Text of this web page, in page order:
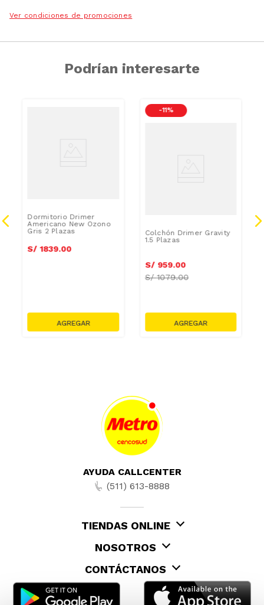
Ver condiciones de promociones
Podrían interesarte
Dormitorio Drimer
Americano New Ozono
Gris 2 Plazas
S/ 1839.00
-11 %
Colchón Drimer Gravity
1.5 Plazas
S/ 959.00
S/1079.00
AYUDA CALLCENTER
(511) 613-8888
TIENDAS ONLINE
NOSOTROS
CONTÁCTANOS